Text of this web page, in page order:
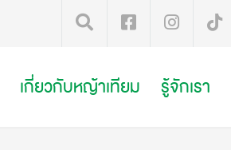
เกี่ยวกับหญ้าเทียม รู้จักเรา